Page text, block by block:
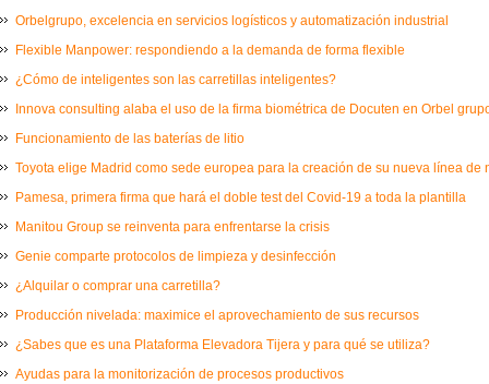
Orbelgrupo, excelencia en servicios logísticos y automatización industrial
Flexible Manpower: respondiendo a la demanda de forma flexible
¿Cómo de inteligentes son las carretillas inteligentes?
Innova consulting alaba el uso de la firma biométrica de Docuten en Orbel
Funcionamiento de las baterías de litio
Toyota elige Madrid como sede europea para la creación de su nueva línea de
Pamesa, primera firma que hará el doble test del Covid-19 a toda la plantilla
Manitou Group se reinventa para enfrentarse la crisis
Genie comparte protocolos de limpieza y desinfección
¿Alquilar o comprar una carretilla?
Producción nivelada: maximice el aprovechamiento de sus recursos
¿Sabes que es una Plataforma Elevadora Tijera y para qué se utiliza?
Ayudas para la monitorización de procesos productivos